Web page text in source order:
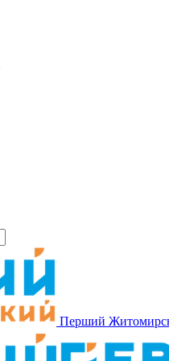
Перший